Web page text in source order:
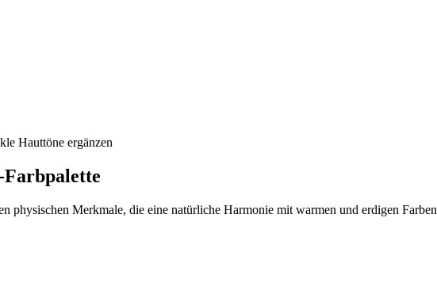
Hauttöne ergänzen
physischen Merkmale, die eine natürliche Harmonie mit warmen und erdigen